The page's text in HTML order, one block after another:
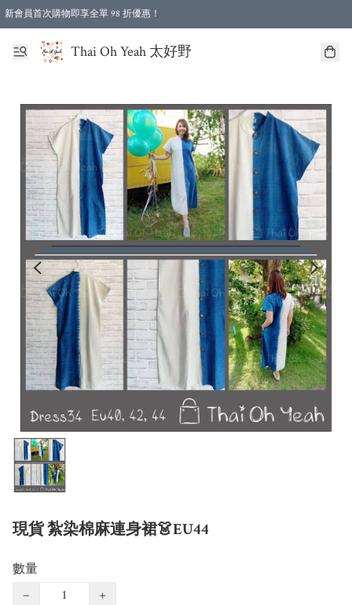
新會員首次購物即享全單 98 折優惠！
特選會員可享全單低至 96 折優惠！
Thai Oh Yeah 太好野
現貨 紮染棉麻連身裙👗EU44
數量
−
+